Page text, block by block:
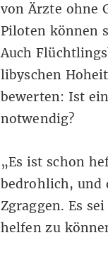
von Ärzte ohne
Piloten können
Auch
libyschen
bewerten: Ist
notwendig?
„Es ist schon
bedrohlich, und
Zgraggen. Es
helfen zu